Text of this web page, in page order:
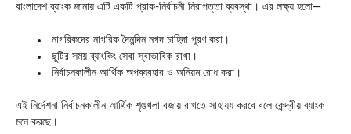
বাংলাদেশ ব্যাংক জানায় এটি একটি প্রাক-নির্বাচনী নিরাপত্তা ব্যবস্থা। এর লক্ষ্য হলো—
নাগরিকদের নাগরিক দৈনন্দিন নগদ চাহিদা পূরণ করা।
ছুটির সময় ব্যাংকিং সেবা স্বাভাবিক রাখা।
নির্বাচনকালীন আর্থিক অপব্যবহার ও অনিয়ম রোধ করা।
এই নির্দেশনা নির্বাচনকালীন আর্থিক শৃঙ্খলা বজায় রাখতে সাহায্য করবে বলে কেন্দ্রীয় ব্যাংক
মনে করছে।